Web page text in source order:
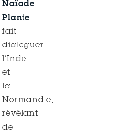
Naïade
Plante
fait
dialoguer
l’Inde
et
la
Normandie,
révélant
de